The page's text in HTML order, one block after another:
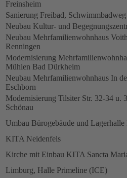
Freinsheim
Sanierung Freibad,
Neubau Kultur- und
Neubau Mehrfamilienwohnhaus
Renningen
Modernisierung
Mühlen Bad Dürkheim
Neubau Mehrfamilienwohnhaus In
Eschborn
Modernisierung Tilsiter Str. 32-34 u.
Schönau
Umbau Bürogebäude und
KITA Neidenfels
Kirche mit Einbau KITA Sancta
Limburg, Halle Primeline (ICE)